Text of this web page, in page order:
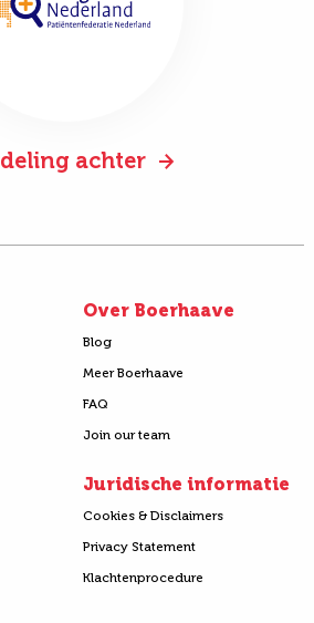
achter
Over Boerhaave
Blog
Meer Boerhaave
FAQ
Join our team
Juridische informatie
Cookies & Disclaimers
Privacy Statement
Klachtenprocedure